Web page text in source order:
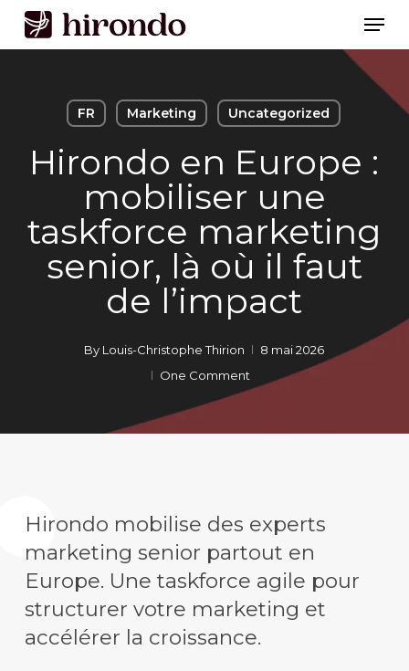
Skip
FR Marketing Uncategorized
Hirondo en Europe :
mobiliser une
taskforce marketing
senior, là où il faut
de l’impact
By Louis-Christophe Thirion
8 mai 2026
One Comment
Hirondo mobilise des experts
marketing senior partout en
Europe. Une taskforce agile pour
structurer votre marketing et
accélérer la croissance.
Menu